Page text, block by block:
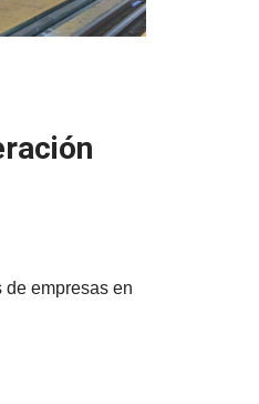
empresas en